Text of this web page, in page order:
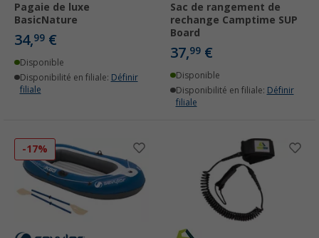
Pagaie de luxe
BasicNature
34,99 €
Disponible
Disponibilité en filiale: Définir
filiale
Sac de rangement de
rechange Camptime SUP
Board
37,99 €
Disponible
Disponibilité en filiale: Définir
filiale
-17%